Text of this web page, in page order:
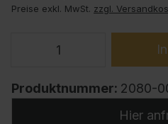
Preise exkl. MwSt. zzgl.
Produktnummer: 2080-
Hier